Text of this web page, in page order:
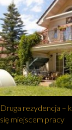
Druga rezydencja –
się miejscem pracy